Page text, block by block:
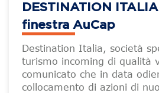
DESTINATION
finestra AuCap
Destination Italia, società
turismo incoming di qualità
comunicato che in data
collocamento di azioni di